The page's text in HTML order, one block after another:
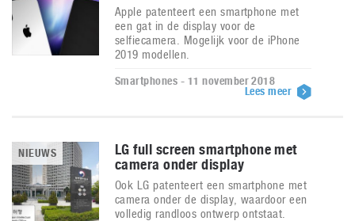
Apple patenteert een smartphone met
een gat in de display voor de
selfiecamera. Mogelijk voor de iPhone
2019 modellen.
Smartphones - 11 november 2018
Lees meer
NIEUWS
LG full screen smartphone met
camera onder display
Ook LG patenteert een smartphone met
camera onder de display, waardoor een
volledig randloos ontwerp ontstaat.